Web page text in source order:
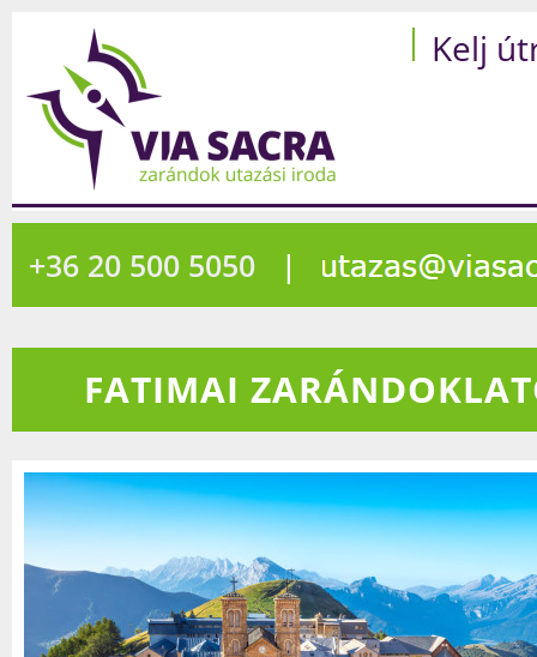
Kelj
+36 20 500 5050 |
FATIMAI